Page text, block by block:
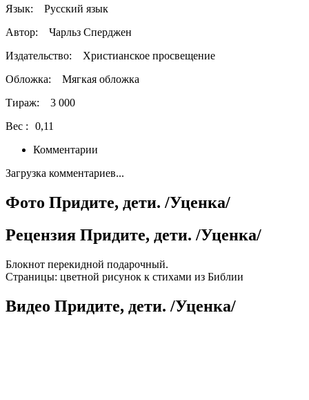
Язык: Русский язык
Автор:
Чарльз Сперджен
Издательство:
Христианское просвещение
Обложка: Мягкая обложка
Тираж: 3 000
Вес :
0,11
Комментарии
Загрузка комментариев...
Фото Придите, дети. /Уценка/
Рецензия Придите, дети. /Уценка/
Блокнот перекидной подарочный.
Страницы: цветной рисунок к стихами из Библии
Видео Придите, дети. /Уценка/